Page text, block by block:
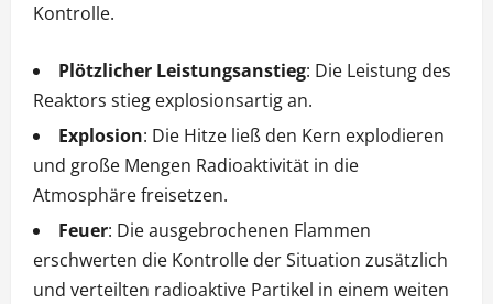
Kontrolle.
Plötzlicher Leistungsanstieg: Die Leistung des
Reaktors stieg explosionsartig an.
Explosion: Die Hitze ließ den Kern explodieren
und große Mengen Radioaktivität in die
Atmosphäre freisetzen.
Feuer: Die ausgebrochenen Flammen
erschwerten die Kontrolle der Situation zusätzlich
und verteilten radioaktive Partikel in einem weiten